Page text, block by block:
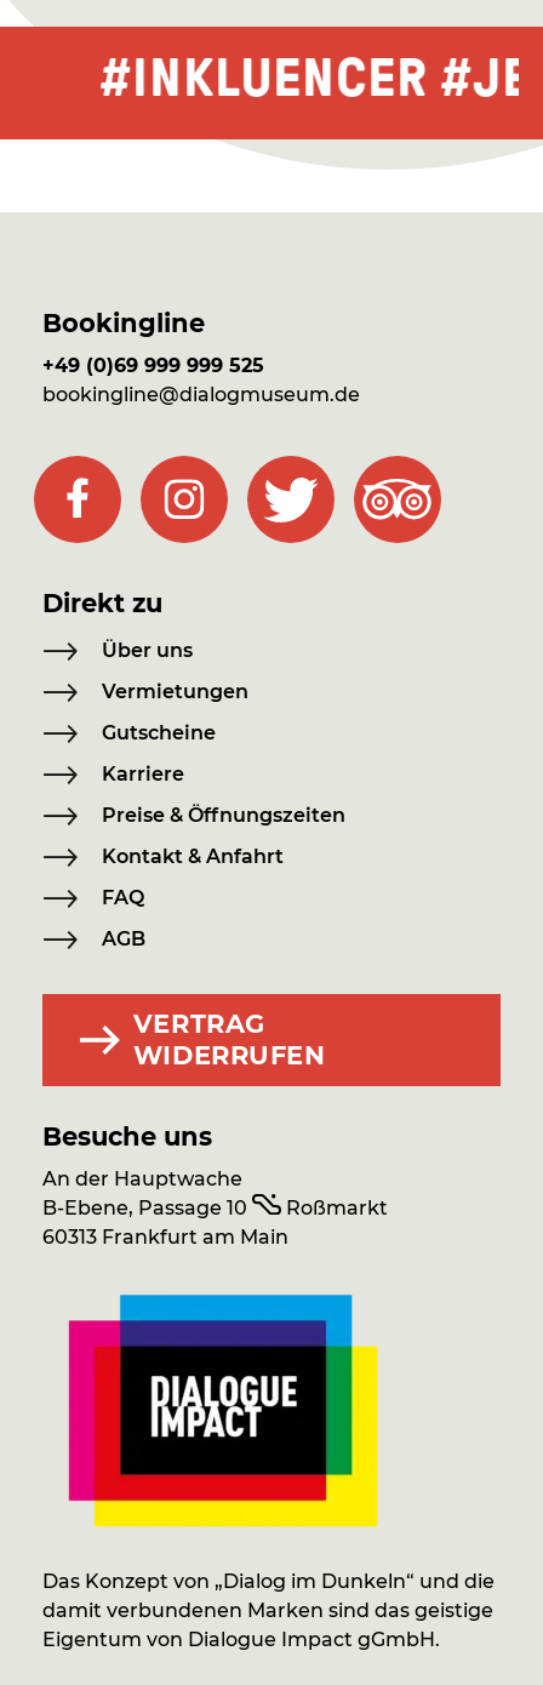
#INKLUENCER
Bookingline
+49 (0)69 999 999 525
bookingline@dialogmuseum.de
Direkt zu
Über uns
Vermietungen
Gutscheine
Karriere
Preise & Öffnungszeiten
Kontakt & Anfahrt
FAQ
AGB
VERTRAG
WIDERRUFEN
Besuche uns
An der Hauptwache
B-Ebene, Passage 10
Roßmarkt
60313 Frankfurt am Main
Das Konzept von „Dialog im Dunkeln“ und die
damit verbundenen Marken sind das geistige
Eigentum von Dialogue Impact gGmbH.